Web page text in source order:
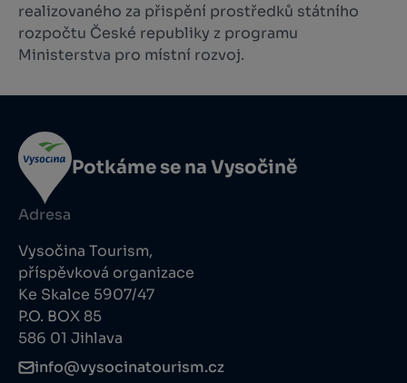
realizovaného za přispění prostředků státního
rozpočtu České republiky z programu
Ministerstva pro místní rozvoj.
Potkáme se na Vysočině
Adresa
Vysočina Tourism,
příspěvková organizace
Ke Skalce 5907/47
P.O. BOX 85
586 01 Jihlava
info@vysocinatourism.cz